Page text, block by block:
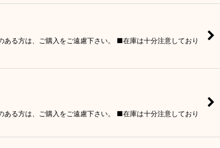
る方は、ご購入をご遠慮下さい。 ■在庫は十分注意しており
る方は、ご購入をご遠慮下さい。 ■在庫は十分注意しており